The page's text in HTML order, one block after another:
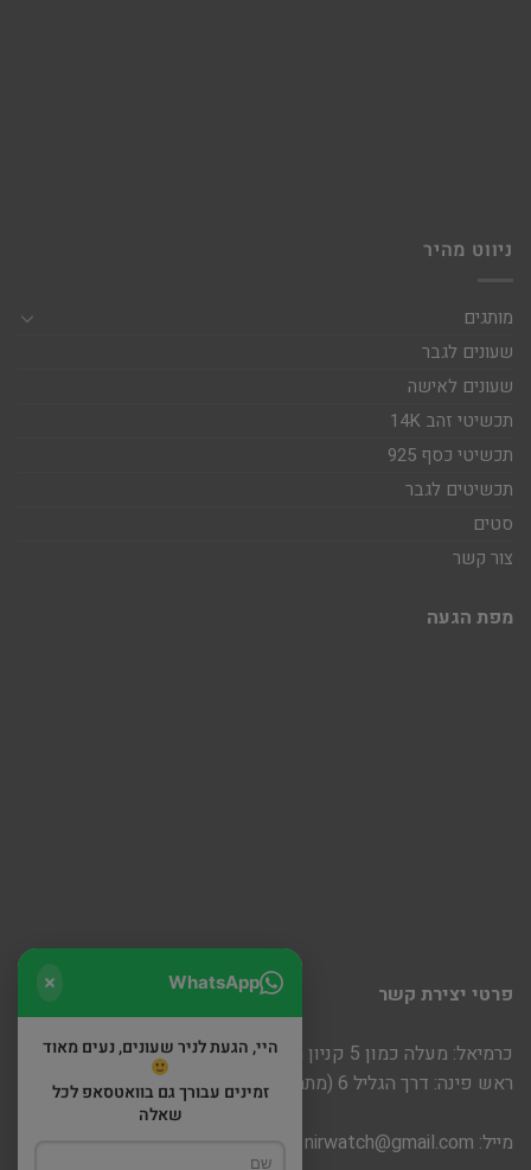
ניווט מהיר
מותגים
שעונים לגבר
שעונים לאישה
תכשיטי זהב 14K
תכשיטי כסף 925
תכשיטים לגבר
סטים
צור קשר
מפת הגעה
פרטי יצירת קשר
כרמיאל: מעלה כמון 5 קניון חוצות
ראש פינה: דרך הגליל 6 (מתחם שופינה)
מייל: nirwatch@gmail.com
WhatsApp
היי, הגעת לניר שעונים, נעים מאוד
זמינים עבורך גם בוואטסאפ לכל
שאלה